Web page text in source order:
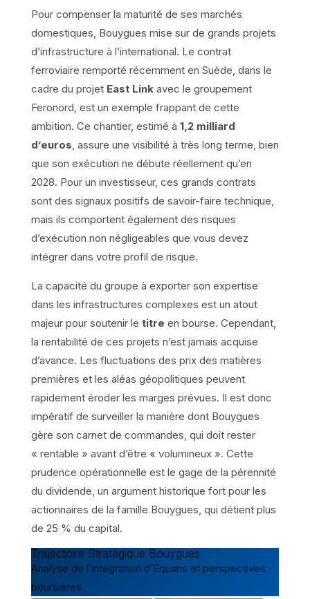
Pour compenser la maturité de ses marchés
domestiques, Bouygues mise sur de grands projets
d’infrastructure à l’international. Le contrat
ferroviaire remporté récemment en Suède, dans le
cadre du projet East Linkavec le groupement
Feronord, est un exemple frappant de cette
ambition. Ce chantier, estimé à 1,2 milliard
d’euros , assure une visibilité à très long terme, bien
que son exécution ne débute réellement qu’en
2028. Pour un investisseur, ces grands contrats
sont des signaux positifs de savoir-faire technique,
mais ils comportent également des risques
d’exécution non négligeables que vous devez
intégrer dans votre profil de risque.
La capacité du groupe à exporter son expertise
dans les infrastructures complexes est un atout
majeur pour soutenir le titre en bourse. Cependant,
la rentabilité de ces projets n’est jamais acquise
d’avance. Les fluctuations des prix des matières
premières et les aléas géopolitiques peuvent
rapidement éroder les marges prévues. Il est donc
impératif de surveiller la manière dont Bouygues
gère son carnet de commandes, qui doit rester
« rentable » avant d’être « volumineux ». Cette
prudence opérationnelle est le gage de la pérennité
du dividende, un argument historique fort pour les
actionnaires de la famille Bouygues, qui détient plus
de 25 % du capital.
Trajectoire Stratégique Bouygues
Analyse de l’intégration d’Equans et perspectives
boursières